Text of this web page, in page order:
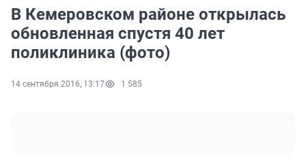
В Кемеровском районе открылась
обновленная спустя 40 лет
поликлиника (фото)
14 сентября 2016, 13:17 1 585